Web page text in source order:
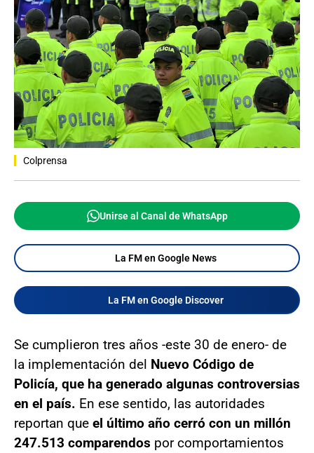
Colprensa
Unirse al Canal de WhatsApp
La FM en Google News
La FM en Google Discover
Se cumplieron tres años -este 30 de enero- de
la implementación del Nuevo Código de
Policía, que ha generado algunas controversias
en el país. En ese sentido, las autoridades
reportan que el último año cerró con un millón
247.513 comparendos por comportamientos